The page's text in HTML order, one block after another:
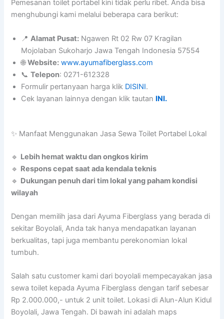
Pemesanan toilet portabel kini tidak perlu ribet. Anda bisa
menghubungi kami melalui beberapa cara berikut:
📍Alamat Pusat: Ngawen Rt 02 Rw 07 Kragilan
Mojolaban Sukoharjo Jawa Tengah Indonesia 57554
🌐Website: www.ayumafiberglass.com
📞Telepon: 0271-612328
Formulir pertanyaan harga klik DISINI.
Cek layanan lainnya dengan klik tautan INI.
✨ Manfaat Menggunakan Jasa Sewa Toilet Portabel Lokal
🔹 Lebih hemat waktu dan ongkos kirim
🔹 Respons cepat saat ada kendala teknis
🔹 Dukungan penuh dari tim lokal yang paham kondisi
wilayah
Dengan memilih jasa dari Ayuma Fiberglass yang berada di
sekitar Boyolali, Anda tak hanya mendapatkan layanan
berkualitas, tapi juga membantu perekonomian lokal
tumbuh.
Salah satu customer kami dari boyolali mempecayakan jasa
sewa toilet kepada Ayuma Fiberglass dengan tarif sebesar
Rp 2.000.000,- untuk 2 unit toilet. Lokasi di Alun-Alun Kidul
Boyolali, Jawa Tengah. Di bawah ini adalah maps